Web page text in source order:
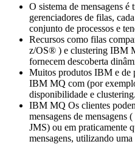
O sistema de mensagens é
gerenciadores de filas,
conjunto de processos e
Recursos como filas
z/OS® ) e clustering IBM
fornecem descoberta
Muitos produtos IBM e de
IBM MQ com (por
disponibilidade e clustering.
IBM MQ Os clientes
mensagens de mensagens
JMS) ou em praticamente
mensagens, utilizando